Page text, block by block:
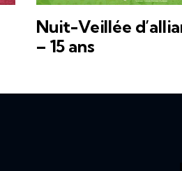
Nuit-Veillée
– 15 ans